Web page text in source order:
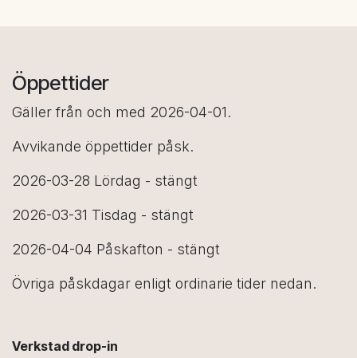
Öppettider
Gäller från och med 2026-04-01.
Avvikande öppettider påsk.
2026-03-28 Lördag - stängt
2026-03-31 Tisdag - stängt
2026-04-04 Påskafton - stängt
Övriga påskdagar enligt ordinarie tider nedan.
Verkstad drop-in